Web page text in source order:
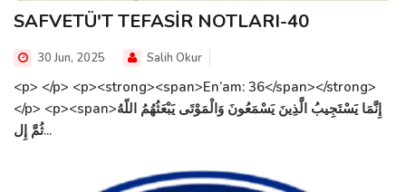
SAFVETÜ'T TEFASİR NOTLARI-40
30 Jun, 2025 Salih Okur
<p> </p> <p><strong><span>En’am: 36</span></strong>
</p> <p><span>إِنَّمَا يَسْتَجِيبُ الَّذِينَ يَسْمَعُونَ وَالْمَوْتَى يَبْعَثُهُمُ اللّهُ
ثُمَّ إِل...